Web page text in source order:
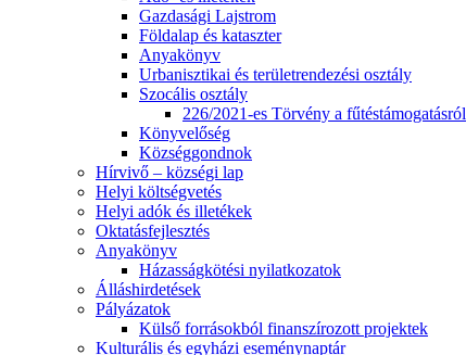
Gazdasági Lajstrom
Földalap és kataszter
Anyakönyv
Urbanisztikai és területrendezési osztály
Szocális osztály
226/2021-es Törvény a fűtéstámogatásról
Könyvelőség
Községgondnok
Hírvivő – községi lap
Helyi költségvetés
Helyi adók és illetékek
Oktatásfejlesztés
Anyakönyv
Házasságkötési nyilatkozatok
Álláshirdetések
Pályázatok
Külső forrásokból finanszírozott projektek
Kulturális és egyházi eseménynaptár